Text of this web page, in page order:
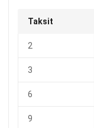
Taksit
2
3
6
9